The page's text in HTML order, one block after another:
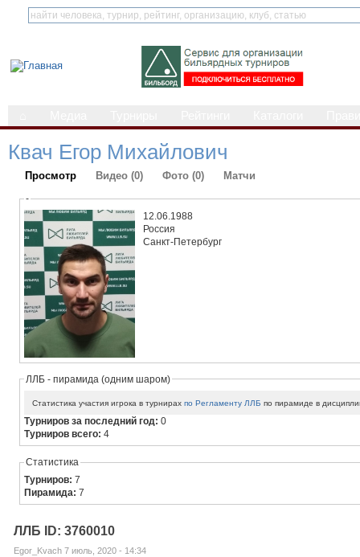
Квач Егор Михайлович
Просмотр Видео (0) Фото (0) Матчи
-
12.06.1988
Россия
Санкт-Петербург
ЛЛБ - пирамида (одним шаром)
Статистика участия игрока в турнирахпо Регламенту ЛЛБ по пирамиде в
Турниров за последний год:0
Турниров всего:4
Статистика
Турниров:7
Пирамида:7
ЛЛБ ID: 3760010
Egor_Kvach 7 июль, 2020 - 14:34